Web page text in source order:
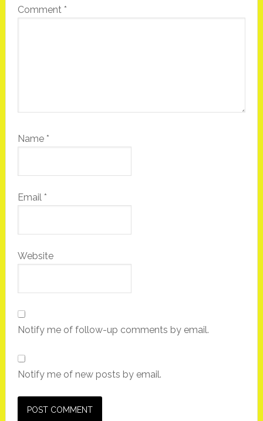
Comment *
Name *
Email *
Website
Notify me of follow-up comments by email.
Notify me of new posts by email.